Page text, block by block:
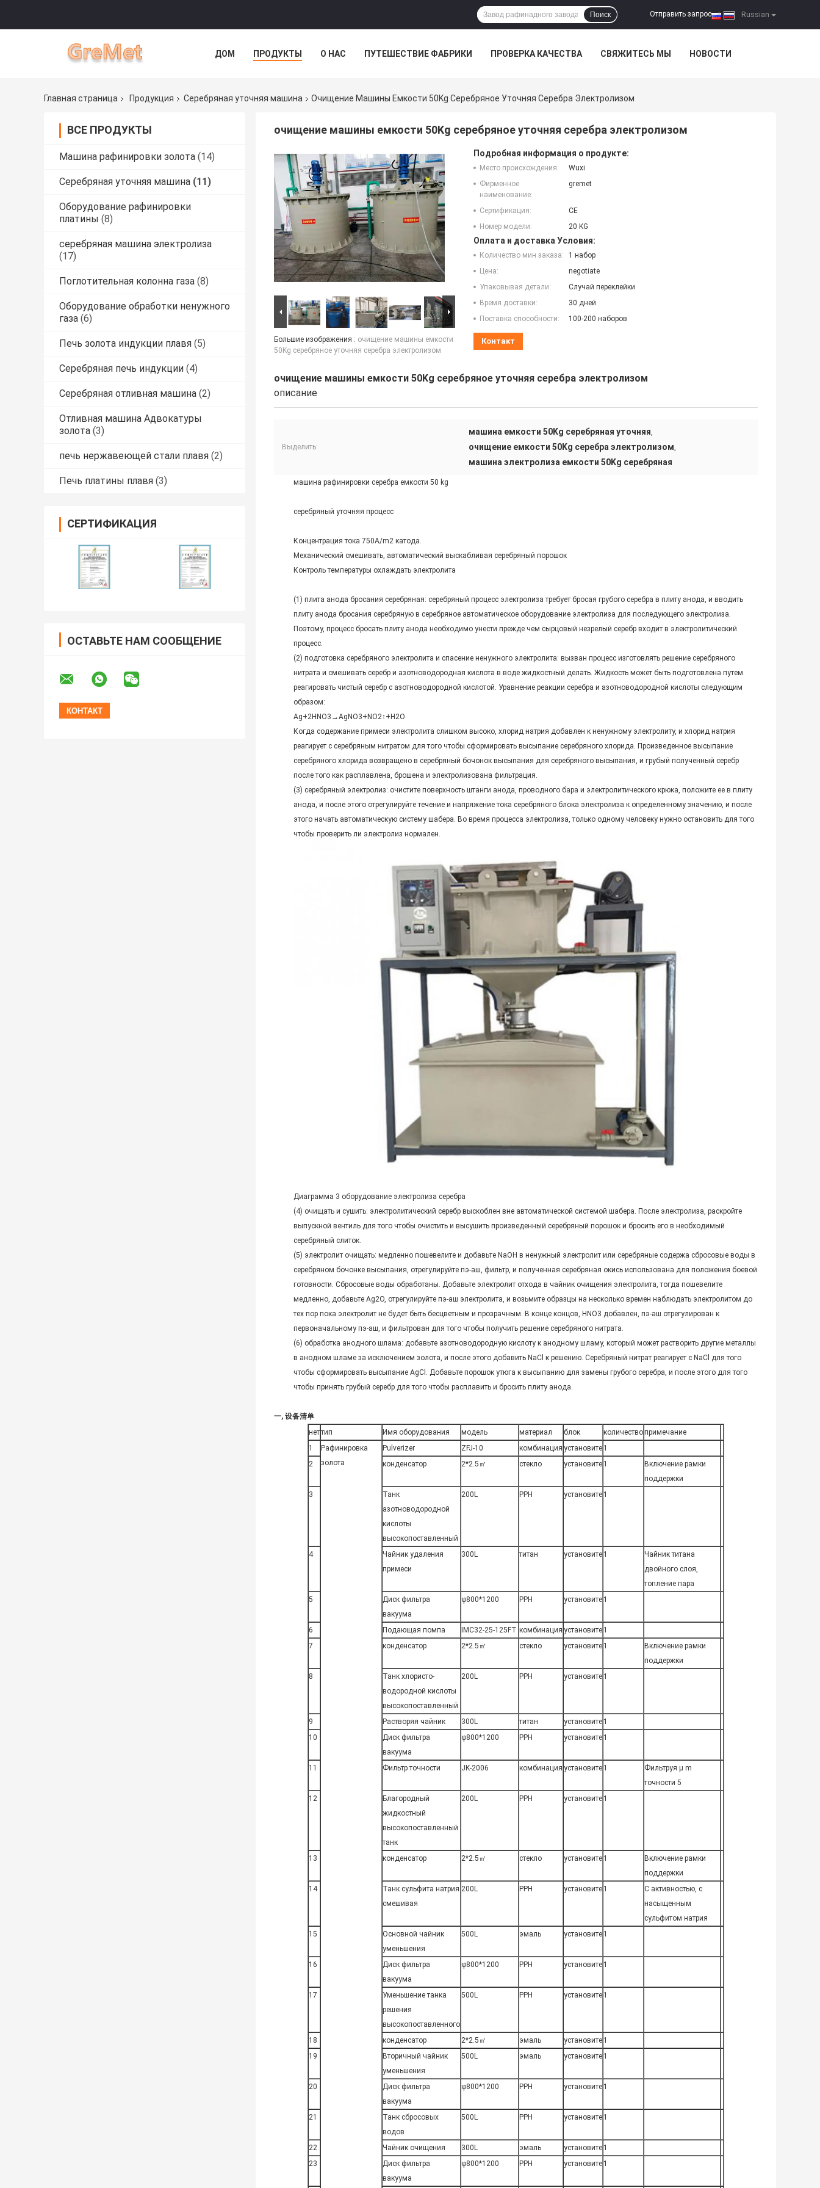
Russian
Отправить запрос |
Поиск
ДОМ ПРОДУКТЫ О НАС ПУТЕШЕСТВИЕ ФАБРИКИ ПРОВЕРКА КАЧЕСТВА СВЯЖИТЕСЬ МЫ НОВОСТИ
Главная страница Продукция Серебряная уточняя машина Очищение Машины Емкости 50Kg Серебряное Уточняя Серебра Электролизом
ВСЕ ПРОДУКТЫ
Машина рафинировки золота (14)
Серебряная уточняя машина (11)
Оборудование рафинировки
платины (8)
серебряная машина электролиза
(17)
Поглотительная колонна газа (8)
Оборудование обработки ненужного
газа (6)
Печь золота индукции плавя (5)
Серебряная печь индукции (4)
Серебряная отливная машина (2)
Отливная машина Адвокатуры
золота (3)
печь нержавеющей стали плавя (2)
Печь платины плавя (3)
СЕРТИФИКАЦИЯ
ОСТАВЬТЕ НАМ СООБЩЕНИЕ
очищение машины емкости 50Kg серебряное уточняя серебра электролизом
Большие изображения : очищение машины емкости
50Kg серебряное уточняя серебра электролизом
Подробная информация о продукте:
Место происхождения:
Wuxi
Фирменное
наименование:
gremet
Сертификация:
CE
Номер модели:
20 KG
Оплата и доставка Условия:
Количество мин заказа:
1 набор
Цена:
negotiate
Упаковывая детали:
Случай переклейки
Время доставки:
30 дней
Поставка способности:
100-200 наборов
Контакт
очищение машины емкости 50Kg серебряное уточняя серебра электролизом
описание
Выделить:
машина емкости 50Kg серебряная уточняя,
очищение емкости 50Kg серебра электролизом,
машина электролиза емкости 50Kg серебряная
машина рафинировки серебра емкости 50 kg
серебряный уточняя процесс
Концентрация тока 750A/m2 катода.
Механический смешивать, автоматический выскабливая серебряный порошок
Контроль температуры охлаждать электролита
(1) плита анода бросания серебряная: серебряный процесс электролиза требует бросая грубого серебра в плиту анода, и вводить
плиту анода бросания серебряную в серебряное автоматическое оборудование электролиза для последующего электролиза.
Поэтому, процесс бросать плиту анода необходимо унести прежде чем сырцовый незрелый серебр входит в электролитический
процесс.
(2) подготовка серебряного электролита и спасение ненужного электролита: вызван процесс изготовлять решение серебряного
нитрата и смешивать серебр и азотноводородная кислота в воде жидкостный делать. Жидкость может быть подготовлена путем
реагировать чистый серебр с азотноводородной кислотой. Уравнение реакции серебра и азотноводородной кислоты следующим
образом:
Ag+2HNO3→AgNO3+NO2↑+H2O
Когда содержание примеси электролита слишком высоко, хлорид натрия добавлен к ненужному электролиту, и хлорид натрия
реагирует с серебряным нитратом для того чтобы сформировать высыпание серебряного хлорида. Произведенное высыпание
серебряного хлорида возвращено в серебряный бочонок высыпания для серебряного высыпания, и грубый полученный серебр
после того как расплавлена, брошена и электролизована фильтрация.
(3) серебряный электролиз: очистите поверхность штанги анода, проводного бара и электролитического крюка, положите ее в плиту
анода, и после этого отрегулируйте течение и напряжение тока серебряного блока электролиза к определенному значению, и после
этого начать автоматическую систему шабера. Во время процесса электролиза, только одному человеку нужно остановить для того
чтобы проверить ли электролиз нормален.
Диаграмма 3 оборудование электролиза серебра
(4) очищать и сушить: электролитический серебр выскоблен вне автоматической системой шабера. После электролиза, раскройте
выпускной вентиль для того чтобы очистить и высушить произведенный серебряный порошок и бросить его в необходимый
серебряный слиток.
(5) электролит очищать: медленно пошевелите и добавьте NaOH в ненужный электролит или серебряные содержа сбросовые воды в
серебряном бочонке высыпания, отрегулируйте пэ-аш, фильтр, и полученная серебряная окись использована для положения боевой
готовности. Сбросовые воды обработаны. Добавьте электролит отхода в чайник очищения электролита, тогда пошевелите
медленно, добавьте Ag2O, отрегулируйте пэ-аш электролита, и возьмите образцы на несколько времен наблюдать электролитом до
тех пор пока электролит не будет быть бесцветным и прозрачным. В конце концов, HNO3 добавлен, пэ-аш отрегулирован к
первоначальному пэ-аш, и фильтрован для того чтобы получить решение серебряного нитрата.
(6) обработка анодного шлама: добавьте азотноводородную кислоту к анодному шламу, который может растворить другие металлы
в анодном шламе за исключением золота, и после этого добавить NaCl к решению. Серебряный нитрат реагирует с NaCl для того
чтобы сформировать высыпание AgCl. Добавьте порошок утюга к высыпанию для замены грубого серебра, и после этого для того
чтобы принять грубый серебр для того чтобы расплавить и бросить плиту анода.
一, 设备清单
неттип Имя оборудования модель материал блок количествопримечание
1
Рафинировка
золота
Pulverizer ZFJ-10 комбинация установите 1
2
конденсатор 2*2.5㎡ стекло установите 1
Включение рамки
поддержки
3
Танк
азотноводородной
кислоты
высокопоставленный
200L PPH установите 1
4
Чайник удаления
примеси
300L титан установите 1
Чайник титана
двойного слоя,
топление пара
5
Диск фильтра
вакуума
φ800*1200 PPH установите 1
6 Подающая помпа IMC32-25-125FT комбинация установите 1
7
конденсатор 2*2.5㎡ стекло установите 1
Включение рамки
поддержки
8
Танк хлористо-
водородной кислоты
высокопоставленный
200L PPH установите 1
9 Растворяя чайник 300L титан установите 1
10
Диск фильтра
вакуума
φ800*1200 PPH установите 1
11 Фильтр точности JK-2006 комбинация установите 1
Фильтруя μ m
точности 5
12
Благородный
жидкостный
высокопоставленный
танк
200L PPH установите 1
13 конденсатор 2*2.5㎡ стекло установите 1
Включение рамки
поддержки
14
Танк сульфита натрия
смешивая
200L PPH установите 1
С активностью, с
насыщенным
сульфитом натрия
15
Основной чайник
уменьшения
500L эмаль установите 1
16
Диск фильтра
вакуума
φ800*1200 PPH установите 1
17
Уменьшение танка
решения
высокопоставленного
500L PPH установите 1
18 конденсатор 2*2.5㎡ эмаль установите 1
19
Вторичный чайник
уменьшения
500L эмаль установите 1
20
Диск фильтра
вакуума
φ800*1200 PPH установите 1
21
Танк сбросовых
водов
500L PPH установите 1
22 Чайник очищения 300L эмаль установите 1
23
Диск фильтра
вакуума
φ800*1200 PPH установите 1